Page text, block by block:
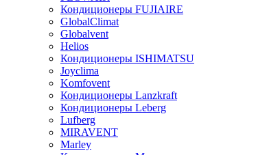
Кондиционеры FUJIAIRE
GlobalClimat
Globalvent
Helios
Кондиционеры ISHIMATSU
Joyclima
Komfovent
Кондиционеры Lanzkraft
Кондиционеры Leberg
Lufberg
MIRAVENT
Marley